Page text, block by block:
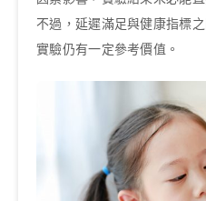
不過，延遲滿足與健康指標
實驗仍有一定參考價值。